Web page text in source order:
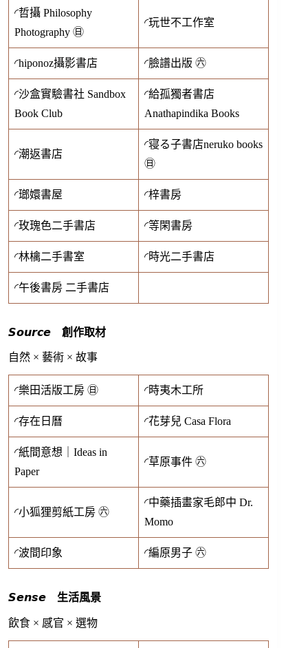
◜哲攝 Philosophy
Photography ㊐
◜玩世不工作室
◜hiponoz攝影書店 ◜臉譜出版 ㊅
◜沙盒實驗書社 Sandbox
Book Club
◜給孤獨者書店
Anathapindika Books
◜潮返書店
◜寝る子書店neruko books
㊐
◜瑯嬛書屋 ◜梓書房
◜玫瑰色二手書店 ◜等閑書房
◜林檎二手書室 ◜時光二手書店
◜午後書房 二手書店
𝙎𝙤𝙪𝙧𝙘𝙚 創作取材
自然 × 藝術 × 故事
◜樂田活版工房 ㊐ ◜時夷木工所
◜存在日曆 ◜花芽兒 Casa Flora
◜紙間意想｜Ideas in
Paper
◜草原事件 ㊅
◜小狐狸剪紙工房 ㊅
◜中藥插畫家毛郎中 Dr.
Momo
◜波間印象 ◜編原男子 ㊅
𝙎𝙚𝙣𝙨𝙚 生活風景
飲食 × 感官 × 選物